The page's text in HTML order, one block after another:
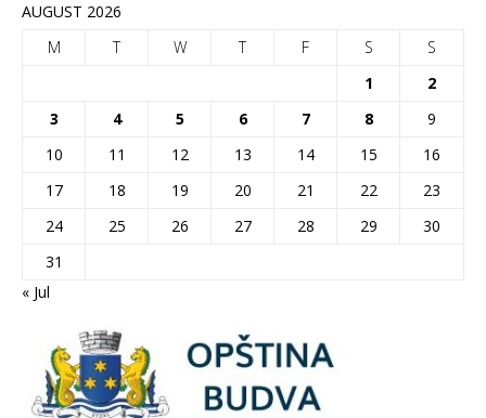
AUGUST 2026
M
T W T F S
S
1
2
3
4 5 6 7 8
9
10
11 12 13 14 15
16
17
18 19 20 21 22
23
24
25 26 27 28 29
30
31
« Jul